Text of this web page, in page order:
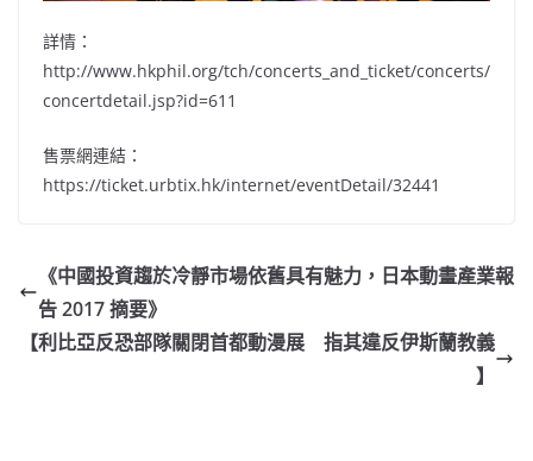
詳情：
http://www.hkphil.org/tch/concerts_and_ticket/concerts/
concertdetail.jsp?id=611
售票網連結：
https://ticket.urbtix.hk/internet/eventDetail/32441
《中國投資趨於冷靜市場依舊具有魅力，日本動畫產業報
告 2017 摘要》
【利比亞反恐部隊關閉首都動漫展 指其違反伊斯蘭教義
】